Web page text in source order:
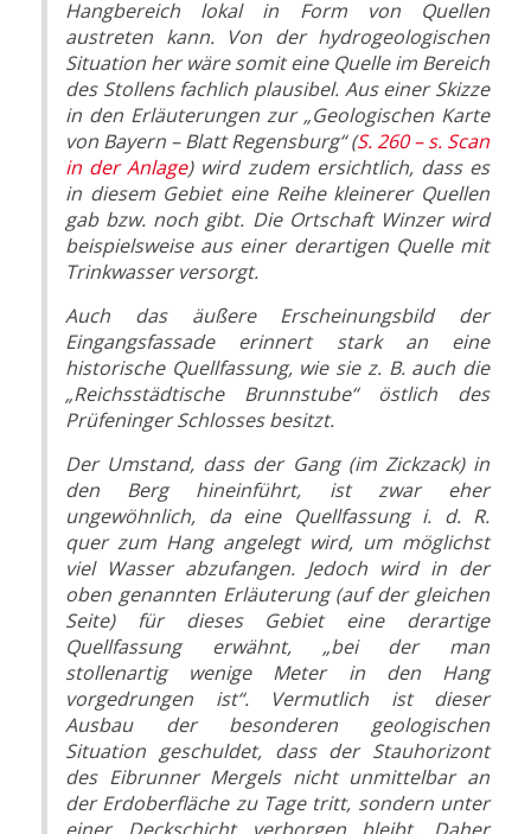
Hangbereich lokal in Form von Quellen
austreten kann. Von der hydrogeologischen
Situation her wäre somit eine Quelle im Bereich
des Stollens fachlich plausibel. Aus einer Skizze
in den Erläuterungen zur „Geologischen Karte
von Bayern – Blatt Regensburg“ (S. 260 – s. Scan
in der Anlage) wird zudem ersichtlich, dass es
in diesem Gebiet eine Reihe kleinerer Quellen
gab bzw. noch gibt. Die Ortschaft Winzer wird
beispielsweise aus einer derartigen Quelle mit
Trinkwasser versorgt.
Auch das äußere Erscheinungsbild der
Eingangsfassade erinnert stark an eine
historische Quellfassung, wie sie z. B. auch die
„Reichsstädtische Brunnstube“ östlich des
Prüfeninger Schlosses besitzt.
Der Umstand, dass der Gang (im Zickzack) in
den Berg hineinführt, ist zwar eher
ungewöhnlich, da eine Quellfassung i. d. R.
quer zum Hang angelegt wird, um möglichst
viel Wasser abzufangen. Jedoch wird in der
oben genannten Erläuterung (auf der gleichen
Seite) für dieses Gebiet eine derartige
Quellfassung erwähnt, „bei der man
stollenartig wenige Meter in den Hang
vorgedrungen ist“. Vermutlich ist dieser
Ausbau der besonderen geologischen
Situation geschuldet, dass der Stauhorizont
des Eibrunner Mergels nicht unmittelbar an
der Erdoberfläche zu Tage tritt, sondern unter